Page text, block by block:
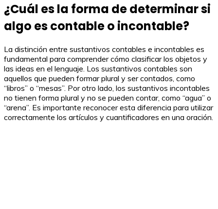
¿Cuál es la forma de determinar si
algo es contable o incontable?
La distinción entre sustantivos contables e incontables es
fundamental para comprender cómo clasificar los objetos y
las ideas en el lenguaje. Los sustantivos contables son
aquellos que pueden formar plural y ser contados, como
“libros” o “mesas”. Por otro lado, los sustantivos incontables
no tienen forma plural y no se pueden contar, como “agua” o
“arena”. Es importante reconocer esta diferencia para utilizar
correctamente los artículos y cuantificadores en una oración.